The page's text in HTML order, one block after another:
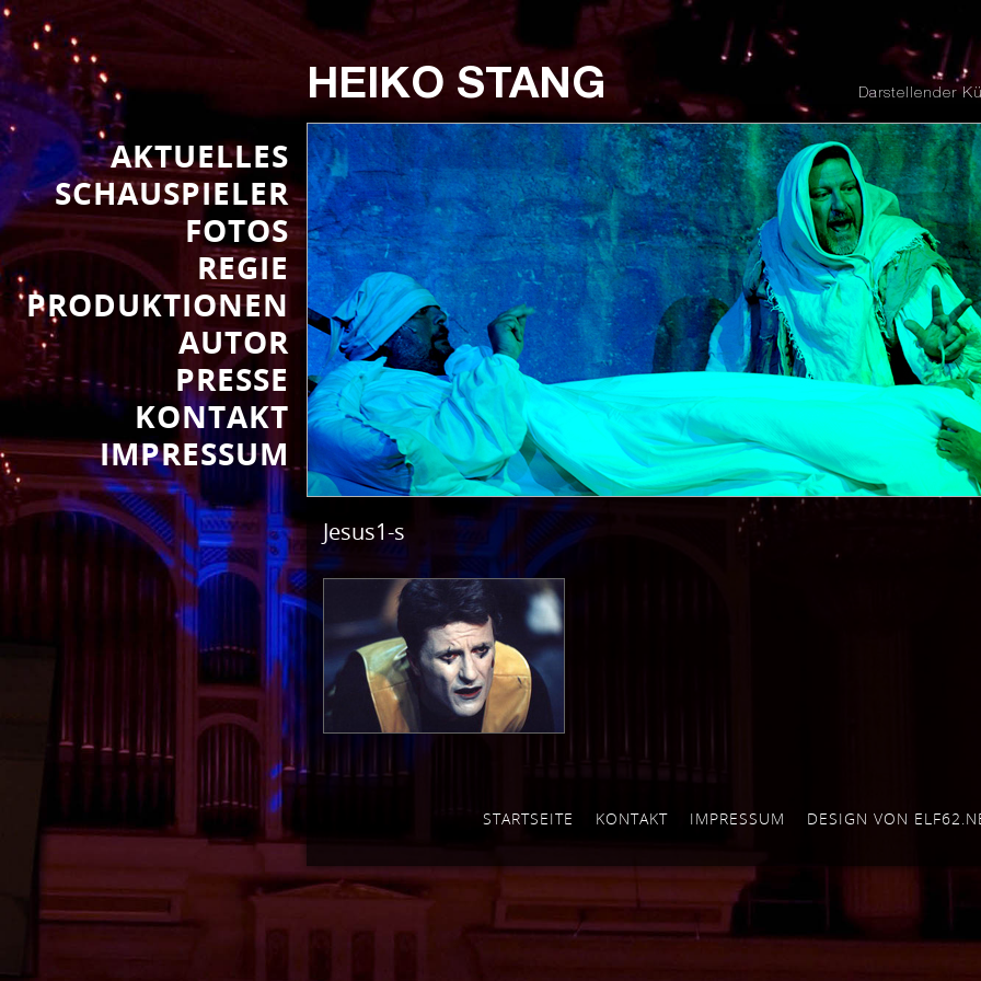
HEIKO STANG Darstellender
AKTUELLES
SCHAUSPIELER
FOTOS
REGIE
PRODUKTIONEN
AUTOR
PRESSE
KONTAKT
IMPRESSUM
Jesus1-s
STARTSEITE KONTAKT IMPRESSUM DESIGN VON